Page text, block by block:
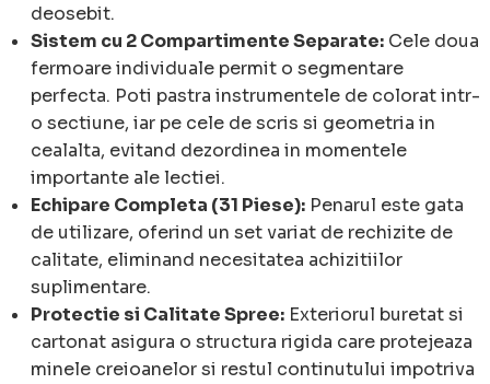
deosebit.
Sistem cu 2 Compartimente Separate: Cele doua
fermoare individuale permit o segmentare
perfecta. Poti pastra instrumentele de colorat intr-
o sectiune, iar pe cele de scris si geometria in
cealalta, evitand dezordinea in momentele
importante ale lectiei.
Echipare Completa (31 Piese): Penarul este gata
de utilizare, oferind un set variat de rechizite de
calitate, eliminand necesitatea achizitiilor
suplimentare.
Protectie si Calitate Spree: Exteriorul buretat si
cartonat asigura o structura rigida care protejeaza
minele creioanelor si restul continutului impotriva